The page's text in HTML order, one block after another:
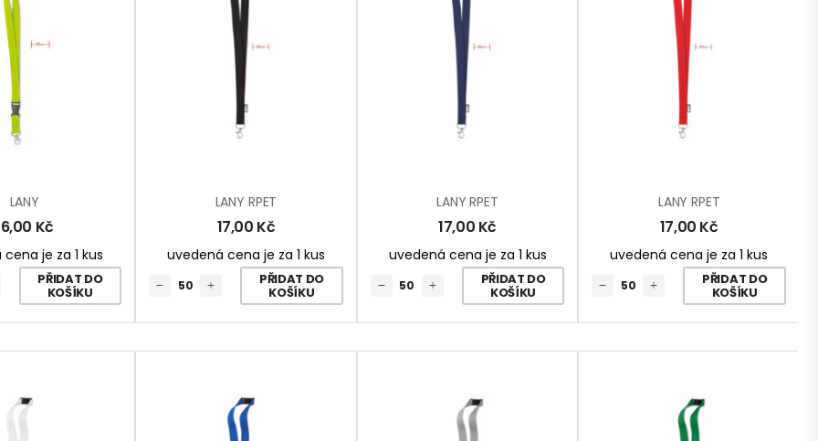
LANY
Kč
je za 1 kus
PŘIDAT DO
KOŠÍKU
LANY RPET
17,00 Kč
uvedená cena je za 1 kus
PŘIDAT DO
KOŠÍKU
LANY RPET
17,00 Kč
uvedená cena je za 1 kus
PŘIDAT DO
KOŠÍKU
LANY RPET
17,00 Kč
uvedená cena je za 1 kus
PŘIDAT DO
KOŠÍKU